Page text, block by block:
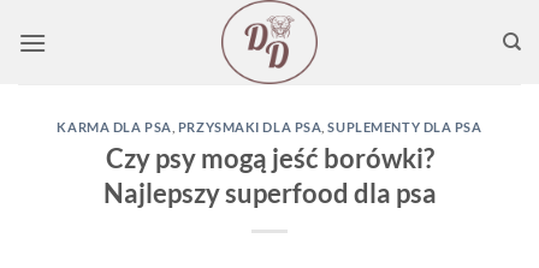
KARMA DLA PSA PRZYSMAKI DLA PSA ,SUPLEMENTY DLA PSA
Czy psy mogą jeść borówki?
Najlepszy superfood dla psa